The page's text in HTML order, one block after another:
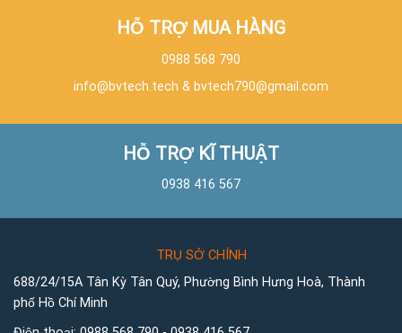
HỖ TRỢ MUA HÀNG
0988 568 790
info@bvtech.tech & bvtech790@gmail.com
HỖ TRỢ KĨ THUẬT
0938 416 567
TRỤ SỞ CHÍNH
688/24/15A Tân Kỳ Tân Quý, Phường Bình Hưng Hoà, Thành
phố Hồ Chí Minh